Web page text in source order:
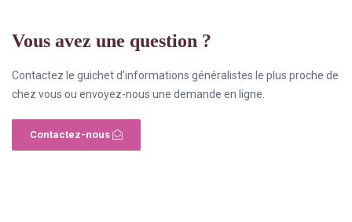
Vous avez une question ?
Contactez le guichet d’informations généralistes le plus proche de
chez vous ou envoyez-nous une demande en ligne.
Contactez-nous